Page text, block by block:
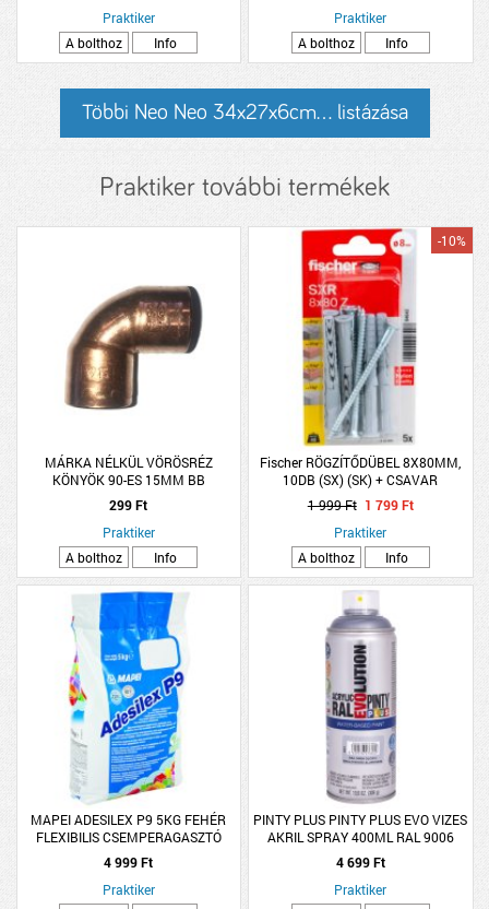
Praktiker
A bolthoz
Info
Praktiker
A bolthoz
Info
Többi Neo Neo 34x27x6cm... listázása
Praktiker további termékek
MÁRKA NÉLKÜL VÖRÖSRÉZ
KÖNYÖK 90-ES 15MM BB
299 Ft
Praktiker
A bolthoz
Info
Fischer RÖGZÍTŐDÜBEL 8X80MM,
10DB (SX) (SK) + CSAVAR
-10%
1 999 Ft 1 799 Ft
Praktiker
A bolthoz
Info
MAPEI ADESILEX P9 5KG FEHÉR
FLEXIBILIS CSEMPERAGASZTÓ
4 999 Ft
Praktiker
PINTY PLUS PINTY PLUS EVO VIZES
AKRIL SPRAY 400ML RAL 9006
FÉNYES WHITE ALUMINIUM
4 699 Ft
Praktiker